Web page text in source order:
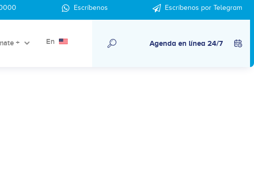
Escríbenos Escríbenos por Telegram
+ En Agenda en línea 24/7